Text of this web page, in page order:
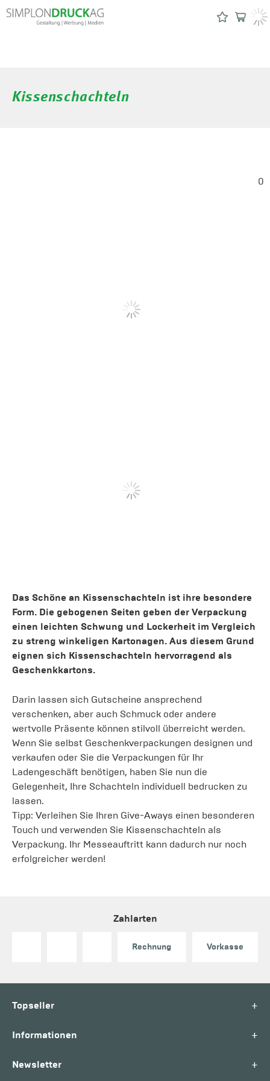
Kissenschachteln
0
Das Schöne an Kissenschachteln ist ihre besondere
Form. Die gebogenen Seiten geben der Verpackung
einen leichten Schwung und Lockerheit im Vergleich
zu streng winkeligen Kartonagen. Aus diesem Grund
eignen sich Kissenschachteln hervorragend als
Geschenkkartons.
Darin lassen sich Gutscheine ansprechend
verschenken, aber auch Schmuck oder andere
wertvolle Präsente können stilvoll überreicht werden.
Wenn Sie selbst Geschenkverpackungen designen und
verkaufen oder Sie die Verpackungen für Ihr
Ladengeschäft benötigen, haben Sie nun die
Gelegenheit, Ihre Schachteln individuell bedrucken zu
lassen.
Tipp: Verleihen Sie Ihren Give-Aways einen besonderen
Touch und verwenden Sie Kissenschachteln als
Verpackung. Ihr Messeauftritt kann dadurch nur noch
erfolgreicher werden!
Zahlarten
Rechnung Vorkasse
Topseller +
Informationen +
Newsletter +